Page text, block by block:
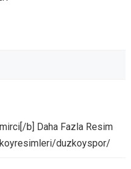
b] Daha Fazla Resim
duzkoyspor/